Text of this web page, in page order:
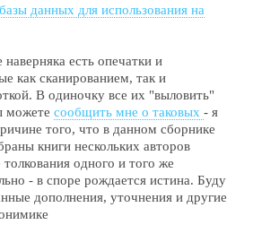
данных для использования на
есть опечатки и
как сканированием, так и
В одиночку все их "выловить"
можетесообщить мне о таковых- я
того, что в данном сборнике
книги нескольких авторов
одного и того же
- в споре рождается истина. Буду
дополнения, уточнения и другие